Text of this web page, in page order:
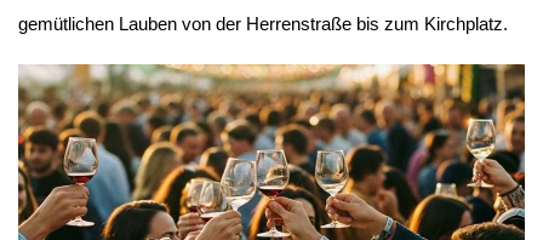
gemütlichen Lauben von der Herrenstraße bis zum Kirchplatz.